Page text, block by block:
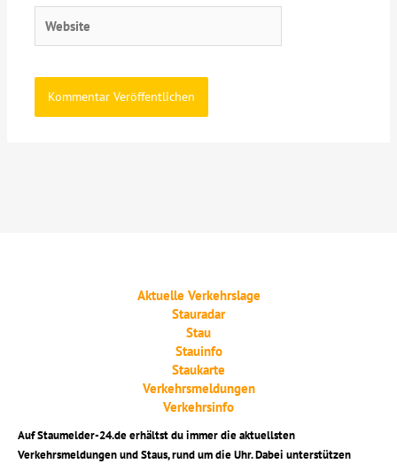
Aktuelle Verkehrslage
Stauradar
Stau
Stauinfo
Staukarte
Verkehrsmeldungen
Verkehrsinfo
Auf Staumelder-24.de erhältst du immer die aktuellsten
Verkehrsmeldungen und Staus, rund um die Uhr. Dabei unterstützen